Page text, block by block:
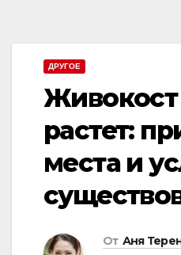
ДРУГОЕ
Живокост
растет:
места и
От Аня